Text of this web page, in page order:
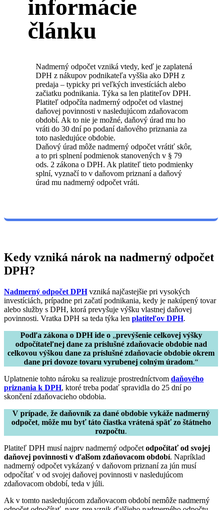
informácie
článku
Nadmerný odpočet vzniká vtedy, keď je zaplatená
DPH z nákupov podnikateľa vyššia ako DPH z
predaja – typicky pri veľkých investíciách alebo
začiatku podnikania. Týka sa len platiteľov DPH.
Platiteľ odpočíta nadmerný odpočet od vlastnej
daňovej povinnosti v nasledujúcom zdaňovacom
období. Ak to nie je možné, daňový úrad mu ho
vráti do 30 dní po podaní daňového priznania za
toto nasledujúce obdobie.
Daňový úrad môže nadmerný odpočet vrátiť skôr,
a to pri splnení podmienok stanovených v § 79
ods. 2 zákona o DPH. Ak platiteľ tieto podmienky
splní, vyznačí to v daňovom priznaní a daňový
úrad mu nadmerný odpočet vráti.
Kedy vzniká nárok na nadmerný odpočet
DPH?
Nadmerný odpočet DPHvzniká najčastejšie pri vysokých
investíciách, prípadne pri začatí podnikania, kedy je nakúpený tovar
alebo služby s DPH, ktorá prevyšuje výšku vlastnej daňovej
povinnosti. Vratka DPH sa teda týka len platiteľov DPH.
Podľa zákona o DPH ide o„prevýšenie celkovej výšky
odpočítateľnej dane za príslušné zdaňovacie obdobie nad
celkovou výškou dane za príslušné zdaňovacie obdobie okrem
dane pri dovoze tovaru vyrubenej colným úradom.“
Uplatnenie tohto nároku sa realizuje prostredníctvom daňového
priznania k DPH, ktoré treba podať spravidla do 25 dní po
skončení zdaňovacieho obdobia.
V prípade, že daňovník za dané obdobie vykáže nadmerný
odpočet, môže mu byť táto čiastka vrátená späť zo štátneho
rozpočtu.
Platiteľ DPH musí najprv nadmerný odpočet odpočítať od svojej
daňovej povinnosti v ďalšom zdaňovacom období. Napríklad
nadmerný odpočet vykázaný v daňovom priznaní za jún musí
odpočítať v od svojej daňovej povinnosti v nasledujúcom
zdaňovacom období, teda v júli.
Ak v tomto nasledujúcom zdaňovacom období nemôže nadmerný